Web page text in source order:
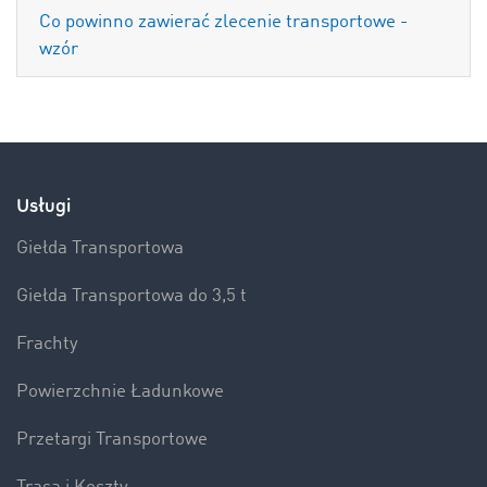
Co powinno zawierać zlecenie transportowe -
wzór
Usługi
Giełda Transportowa
Giełda Transportowa do 3,5 t
Frachty
Powierzchnie Ładunkowe
Przetargi Transportowe